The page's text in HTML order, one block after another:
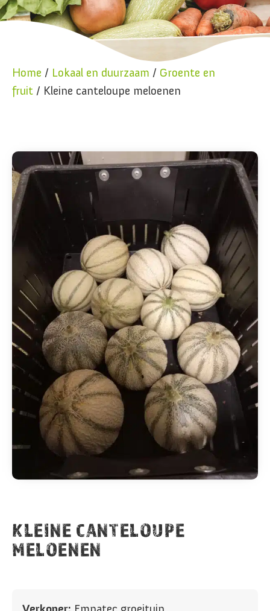
Home / Lokaal en duurzaam / Groente en
fruit / Kleine canteloupe meloenen
KLEINE CANTELOUPE
MELOENEN